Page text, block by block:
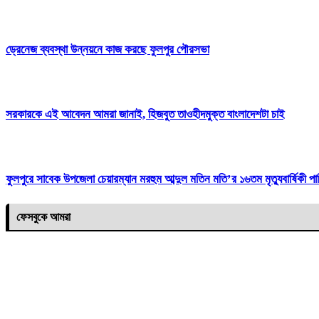
ড্রেনেজ ব্যবস্থা উন্নয়নে কাজ করছে ফুলপুর পৌরসভা
সরকারকে এই আবেদন আমরা জানাই, হিজবুত তাওহীদমুক্ত বাংলাদেশটা চাই
ফুলপুরে সাবেক উপজেলা চেয়ারম্যান মরহুম আব্দুল মতিন মতি’র ১৬তম মৃত্যুবার্ষিকী
ফেসবুকে আমরা